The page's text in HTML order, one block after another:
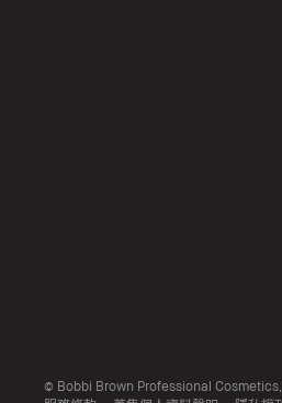
© Bobbi Brown Professional